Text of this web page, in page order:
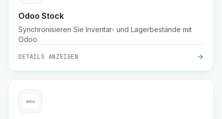
Odoo Stock
Synchronisieren Sie Inventar- und Lagerbestände mit
Odoo.
DETAILS ANZEIGEN